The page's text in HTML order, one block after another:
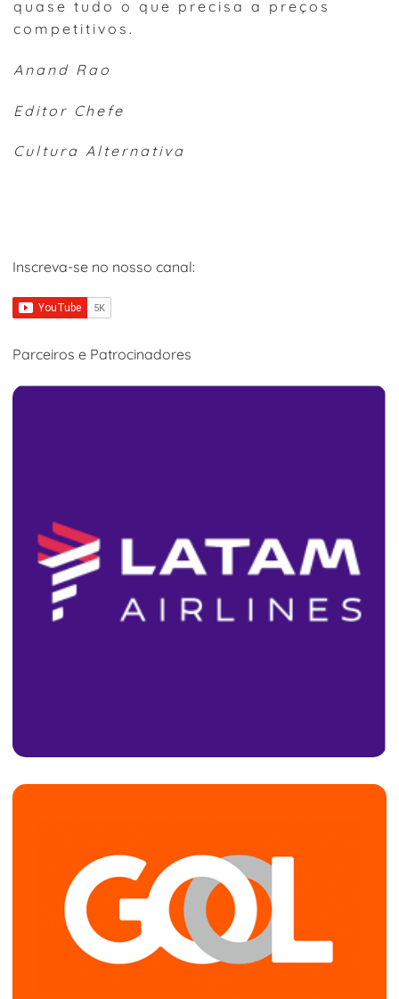
quase tudo o que precisa a preços
competitivos.
Anand Rao
Editor Chefe
Cultura Alternativa
Inscreva-se no nosso canal:
Parceiros e Patrocinadores